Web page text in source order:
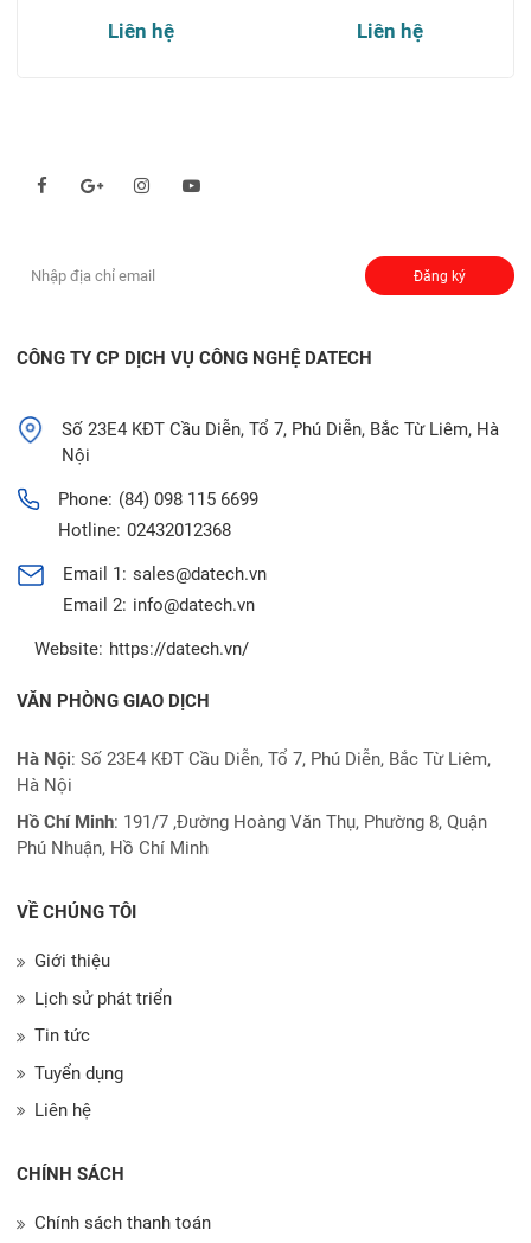
Liên hệ Liên hệ
Đăng ký
CÔNG TY CP DỊCH VỤ CÔNG NGHỆ DATECH
Số 23E4 KĐT Cầu Diễn, Tổ 7, Phú Diễn, Bắc Từ Liêm, Hà
Nội
Phone: (84) 098 115 6699
Hotline: 02432012368
Email 1: sales@datech.vn
Email 2: info@datech.vn
Website: https://datech.vn/
VĂN PHÒNG GIAO DỊCH
Hà Nội: Số 23E4 KĐT Cầu Diễn, Tổ 7, Phú Diễn, Bắc Từ Liêm,
Hà Nội
Hồ Chí Minh: 191/7 ,Đường Hoàng Văn Thụ, Phường 8, Quận
Phú Nhuận, Hồ Chí Minh
VỀ CHÚNG TÔI
Giới thiệu
Lịch sử phát triển
Tin tức
Tuyển dụng
Liên hệ
CHÍNH SÁCH
Chính sách thanh toán